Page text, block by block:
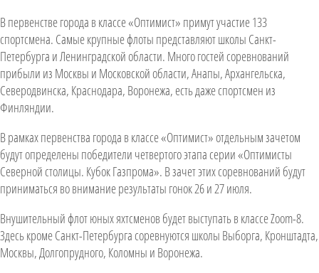
В первенстве города в классе «Оптимист» примут участие 133
спортсмена. Самые крупные флоты представляют школы Санкт-
Петербурга и Ленинградской области. Много гостей соревнований
прибыли из Москвы и Московской области, Анапы, Архангельска,
Северодвинска, Краснодара, Воронежа, есть даже спортсмен из
Финляндии.
В рамках первенства города в классе «Оптимист» отдельным зачетом
будут определены победители четвертого этапа серии «Оптимисты
Северной столицы. Кубок Газпрома». В зачет этих соревнований будут
приниматься во внимание результаты гонок 26 и 27 июля.
Внушительный флот юных яхтсменов будет выступать в классе Zoom-8.
Здесь кроме Санкт-Петербурга соревнуются школы Выборга, Кронштадта,
Москвы, Долгопрудного, Коломны и Воронежа.